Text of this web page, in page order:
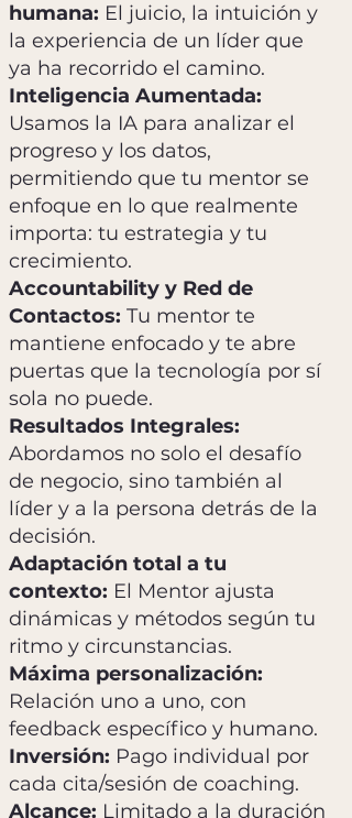
humana: El juicio, la intuición y
la experiencia de un líder que
ya ha recorrido el camino.
Inteligencia Aumentada:
Usamos la IA para analizar el
progreso y los datos,
permitiendo que tu mentor se
enfoque en lo que realmente
importa: tu estrategia y tu
crecimiento.
Accountability y Red de
Contactos: Tu mentor te
mantiene enfocado y te abre
puertas que la tecnología por sí
sola no puede.
Resultados Integrales:
Abordamos no solo el desafío
de negocio, sino también al
líder y a la persona detrás de la
decisión.​
Adaptación total a tu
contexto: El Mentor ajusta
dinámicas y métodos según tu
ritmo y circunstancias.
Máxima personalización:
Relación uno a uno, con
feedback específico y humano.
Inversión: Pago individual por
cada cita/sesión de coaching.
Alcance: Limitado a la duración